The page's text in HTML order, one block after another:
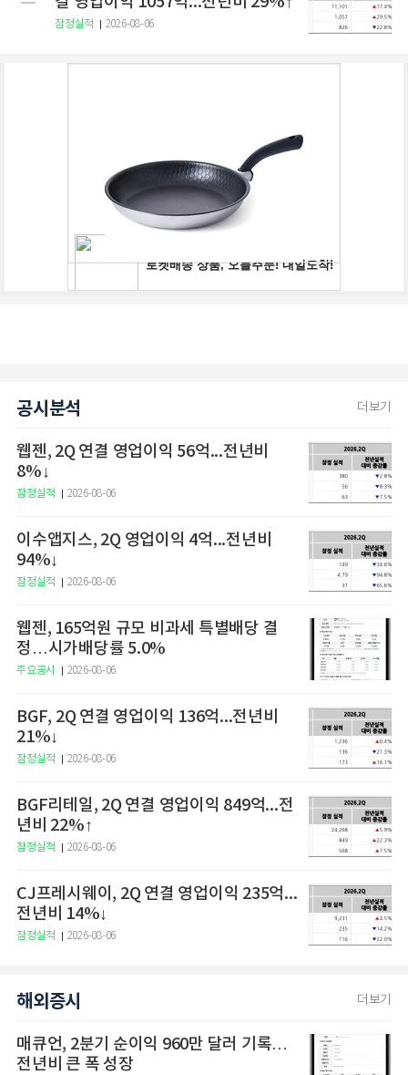
잠정실적 2026-08-06
공시분석 더보기
웹젠, 2Q 연결 영업이익 56억...전년비
8%↓
잠정실적 2026-08-06
이수앱지스, 2Q 영업이익 4억...전년비
94%↓
잠정실적 2026-08-06
웹젠, 165억원 규모 비과세 특별배당 결
정…시가배당률 5.0%
주요공시 2026-08-06
BGF, 2Q 연결 영업이익 136억...전년비
21%↓
잠정실적 2026-08-06
BGF리테일, 2Q 연결 영업이익 849억...전
년비 22%↑
잠정실적 2026-08-06
CJ프레시웨이, 2Q 연결 영업이익 235억...
전년비 14%↓
잠정실적 2026-08-06
해외증시 더보기
매큐언, 2분기 순이익 960만 달러 기록…
전년비 큰 폭 성장